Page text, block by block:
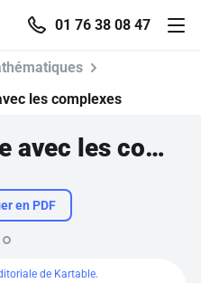
01 76 38 08 47
les complexes
Calculer un angle avec les complexes
en PDF
de Kartable.